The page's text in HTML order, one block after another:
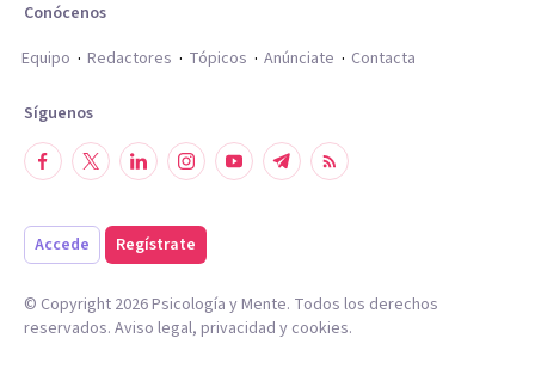
Conócenos
Equipo
Redactores Tópicos Anúnciate Contacta
Síguenos
Accede Regístrate
© Copyright 2026Psicología y Mente. Todos los derechos
reservados. Aviso legal, privacidad y cookies.